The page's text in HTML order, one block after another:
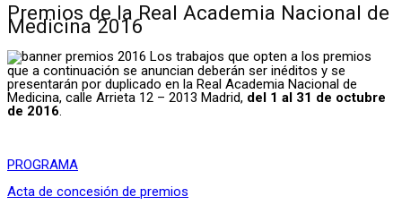
Premios de la Real Academia Nacional de
Medicina 2016
Los trabajos que opten a los premios
que a continuación se anuncian deberán ser inéditos y se
presentarán por duplicado en la Real Academia Nacional de
Medicina, calle Arrieta 12 – 2013 Madrid, del 1 al 31 de octubre
de 2016.
PROGRAMA
Acta de concesión de premios